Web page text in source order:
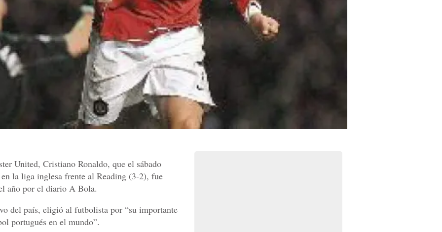
United, Cristiano Ronaldo, que el sábado
la liga inglesa frente al Reading (3-2), fue
año por el diario A Bola.
del país, eligió al futbolista por “su importante
portugués en el mundo”.